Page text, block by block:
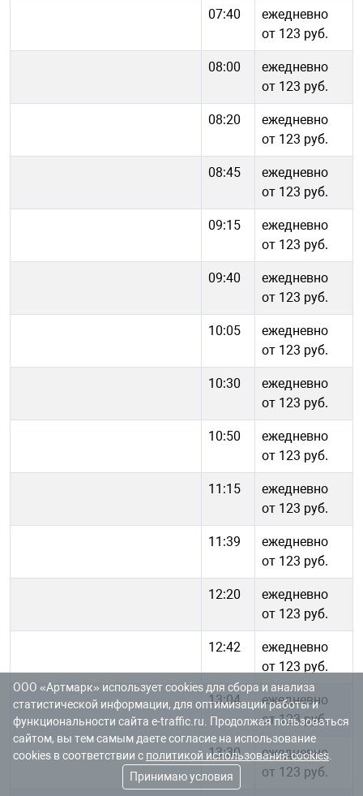
07:40
ежедневно
от 123 руб.
08:00
ежедневно
от 123 руб.
08:20
ежедневно
от 123 руб.
08:45
ежедневно
от 123 руб.
09:15
ежедневно
от 123 руб.
09:40
ежедневно
от 123 руб.
10:05
ежедневно
от 123 руб.
10:30
ежедневно
от 123 руб.
10:50
ежедневно
от 123 руб.
11:15
ежедневно
от 123 руб.
11:39
ежедневно
от 123 руб.
12:20
ежедневно
от 123 руб.
12:42
ежедневно
от 123 руб.
13:04
ежедневно
от 123 руб.
13:30
ежедневно
от 123 руб.
ООО «Артмарк» использует cookies для сбора и анализа
статистической информации, для оптимизации работы и
функциональности сайта e-traffic.ru. Продолжая пользоваться
сайтом, вы тем самым даете согласие на использование
cookies в соответствии с политикой использования cookies.
Принимаю условия